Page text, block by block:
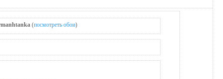
(посмотреть обои)